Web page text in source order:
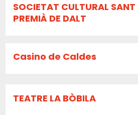
SOCIETAT CULTURAL SANT
PREMIÀ DE DALT
Casino de Caldes
TEATRE LA BÒBILA